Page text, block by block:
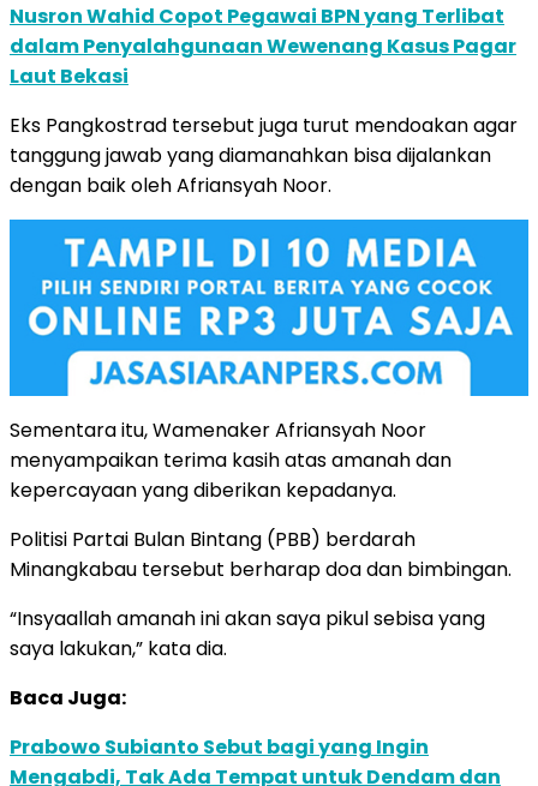
Nusron Wahid Copot Pegawai BPN yang Terlibat
dalam Penyalahgunaan Wewenang Kasus Pagar
Laut Bekasi
Eks Pangkostrad tersebut juga turut mendoakan agar
tanggung jawab yang diamanahkan bisa dijalankan
dengan baik oleh Afriansyah Noor.
Sementara itu, Wamenaker Afriansyah Noor
menyampaikan terima kasih atas amanah dan
kepercayaan yang diberikan kepadanya.
Politisi Partai Bulan Bintang (PBB) berdarah
Minangkabau tersebut berharap doa dan bimbingan.
“Insyaallah amanah ini akan saya pikul sebisa yang
saya lakukan,” kata dia.
Baca Juga:
Prabowo Subianto Sebut bagi yang Ingin
Mengabdi, Tak Ada Tempat untuk Dendam dan